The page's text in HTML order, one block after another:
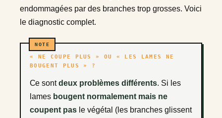
endommagées par des branches trop grosses. Voici
le diagnostic complet.
« NE COUPE PLUS » OU « LES LAMES NE
BOUGENT PLUS » ?
Ce sontdeux problèmes différents. Si les
lames bougent normalement mais ne
coupent pas le végétal (les branches glissent